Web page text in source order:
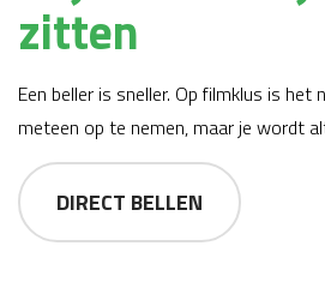
zitten
Een beller is sneller. Op filmklus is het
meteen op te nemen, maar je wordt
DIRECT BELLEN